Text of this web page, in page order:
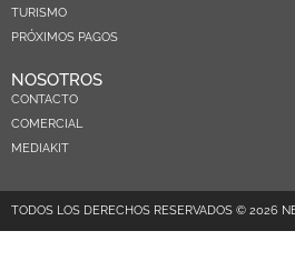
TURISMO
PRÓXIMOS PAGOS
NOSOTROS
CONTACTO
COMERCIAL
MEDIAKIT
TODOS LOS DERECHOS RESERVADOS © 2026